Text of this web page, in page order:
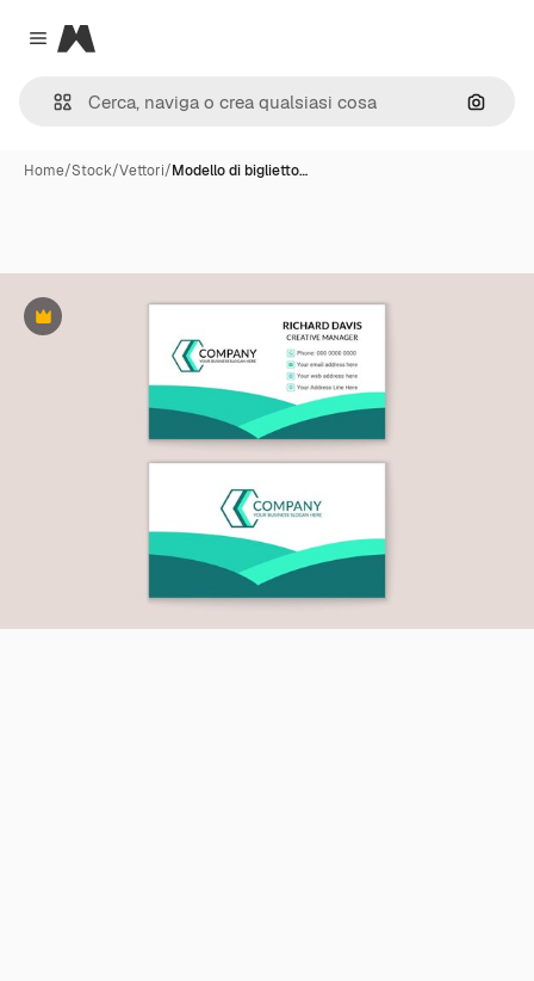
Close menu
Magnific
Cerca
Home/Stock/Vettori/Modello di biglietto…
Premium